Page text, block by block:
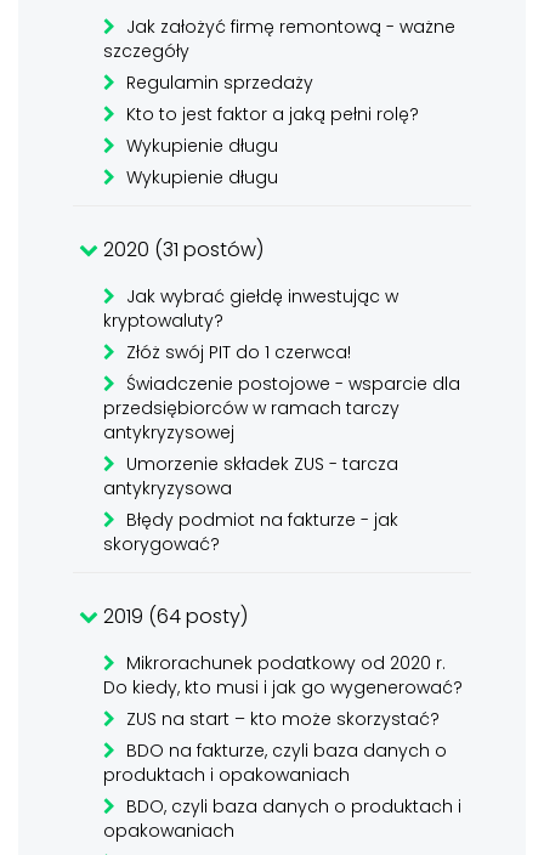
Jak założyć firmę remontową - ważne
szczegóły
Regulamin sprzedaży
Kto to jest faktor a jaką pełni rolę?
Wykupienie długu
Wykupienie długu
2020 (31 postów)
Jak wybrać giełdę inwestując w
kryptowaluty?
Złóż swój PIT do 1 czerwca!
Świadczenie postojowe - wsparcie dla
przedsiębiorców w ramach tarczy
antykryzysowej
Umorzenie składek ZUS - tarcza
antykryzysowa
Błędy podmiot na fakturze - jak
skorygować?
2019 (64 posty)
Mikrorachunek podatkowy od 2020 r.
Do kiedy, kto musi i jak go wygenerować?
ZUS na start – kto może skorzystać?
BDO na fakturze, czyli baza danych o
produktach i opakowaniach
BDO, czyli baza danych o produktach i
opakowaniach